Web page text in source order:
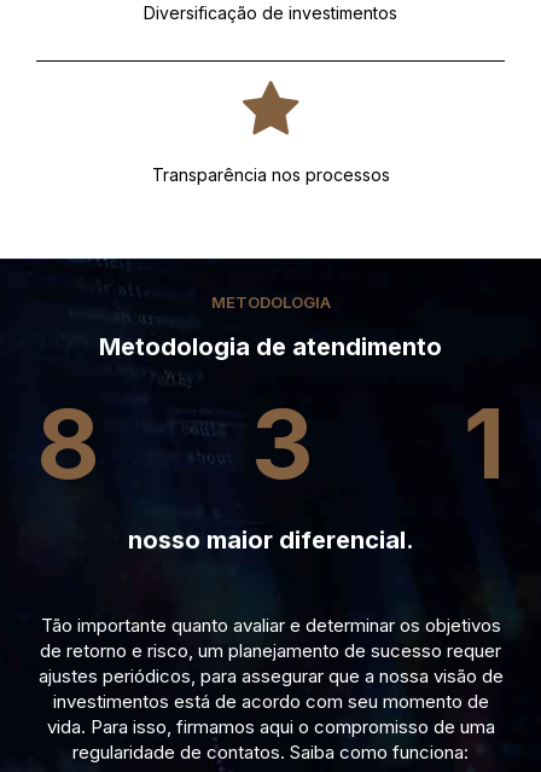
Diversificação de investimentos
Transparência nos processos
METODOLOGIA
Metodologia de atendimento
8 3 1
nosso maior diferencial.
Tão importante quanto avaliar e determinar os objetivos
de retorno e risco, um planejamento de sucesso requer
ajustes periódicos, para assegurar que a nossa visão de
investimentos está de acordo com seu momento de
vida. Para isso, firmamos aqui o compromisso de uma
regularidade de contatos. Saiba como funciona: